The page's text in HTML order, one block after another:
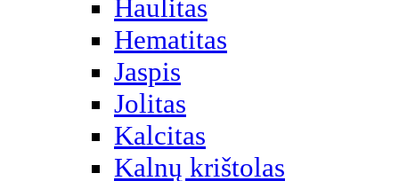
Haulitas
Hematitas
Jaspis
Jolitas
Kalcitas
Kalnų krištolas